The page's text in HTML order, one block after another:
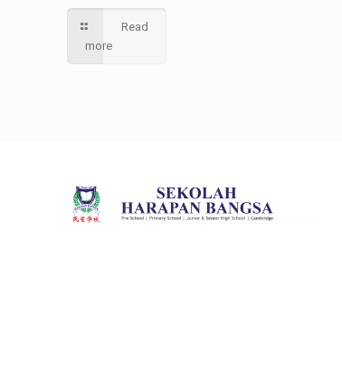
Read
more